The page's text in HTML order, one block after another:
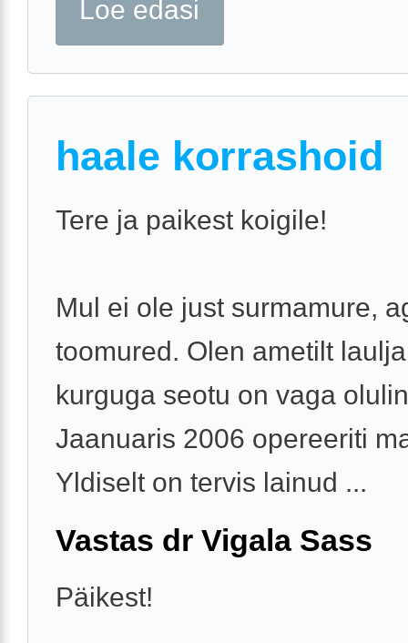
Loe edasi
haale korrashoid
Tere ja paikest koigile!
Mul ei ole just surmamure,
toomured. Olen ametilt
kurguga seotu on vaga
Jaanuaris 2006 opereeriti
Yldiselt on tervis lainud ...
Vastas dr Vigala Sass
Päikest!